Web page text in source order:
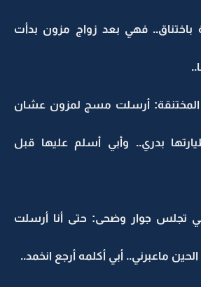
فهي بعد زواج مزون بدأت
المختنقة: أرسلت مسج لمزون عشان
بدري.. وأبي أسلم عليها قبل
تجلس جوار وضحى: حتى أنا أرسلت
ماعبرني.. أبي أكلمه أرجع انخمد..